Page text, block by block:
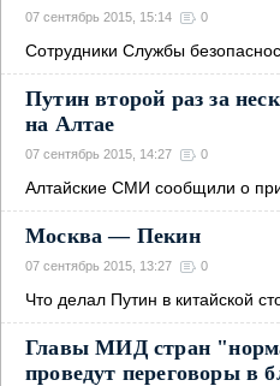
07 сентябрь 2015, 15:14 0
Сотрудники Службы
Путин второй раз за
на Алтае
07 сентябрь 2015, 14:27 0
Алтайские СМИ сообщили о
Москва — Пекин
07 сентябрь 2015, 13:27 0
Что делал Путин в китайской
Главы МИД стран
проведут переговоры в